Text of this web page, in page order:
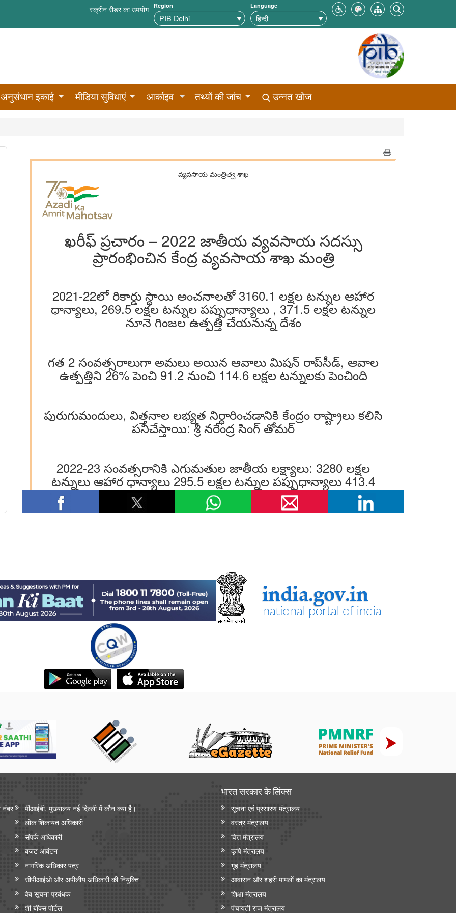
स्क्रीन रीडर का उपयोग Region Language
अनुसंधान इकाई मीडिया सुविधाएं आर्काइव तथ्यों की जांच उन्नत खोज
नंबर
पीआईबी, मुख्यालय नई दिल्ली में कौन क्या है।
लोक शिकायत अधिकारी
संपर्क अधिकारी
बजट आबंटन
नागरिक अधिकार पत्र
सीपीआईओ और अपी‍लीय अधिकारी की नियुक्ति
वेब सूचना प्रबंधक
शी बॉक्स पोर्टल
भारत सरकार के लिंक्‍स
सूचना एवं प्रसारण मंत्रालय
वस्त्र मंत्रालय
वित्त मंत्रालय
कृषि मंत्रालय
गृह मंत्रालय
आवासन और शहरी मामलों का मंत्रालय
शिक्षा मंत्रालय
पंचायती राज मंत्रालय